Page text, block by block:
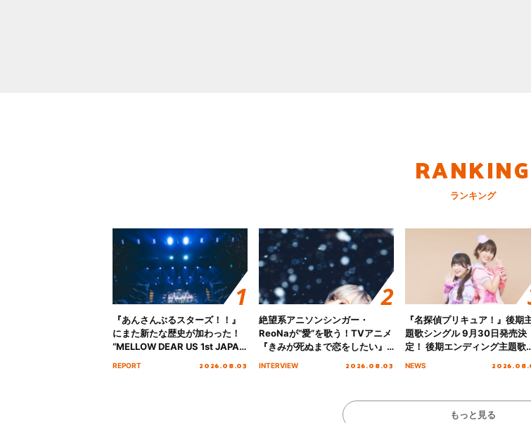
RANKING
ランキング
『あんさんぶるスターズ！！』
にまた新たな歴史が加わった！
“MELLOW DEAR US 1st JAPAN
REPORT 2026.08.03
絶望系アニソンシンガー・
ReoNaが“愛”を歌う！TVアニメ
『きみが死ぬまで恋をしたい』
INTERVIEW 2026.08.03
『名探偵プリキュア！』後期
題歌シングル 9月30日発売決
定！ 後期エンディング主題歌
NEWS
もっと見る